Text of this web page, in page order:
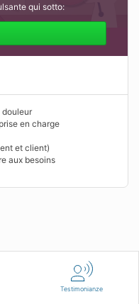
Testimonianze
qui sotto:
douleur
en charge
et client)
aux besoins